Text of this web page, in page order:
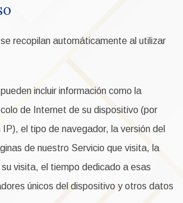
se recopilan automáticamente al utilizar
incluir información como la
de Internet de su dispositivo (por
el tipo de navegador, la versión del
de nuestro Servicio que visita, la
su visita, el tiempo dedicado a esas
únicos del dispositivo y otros datos